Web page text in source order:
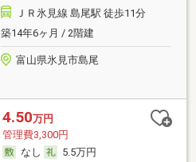
ＪＲ氷見線 島尾駅 徒歩11分
築14年6ヶ月 / 2階建
富山県氷見市島尾
4.50万円
管理費3,300円
なし
5.5万円